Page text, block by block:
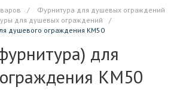
/
Фурнитура для душевых ограждений
для душевых ограждений
/
душевого ограждения KM50
для
KM50